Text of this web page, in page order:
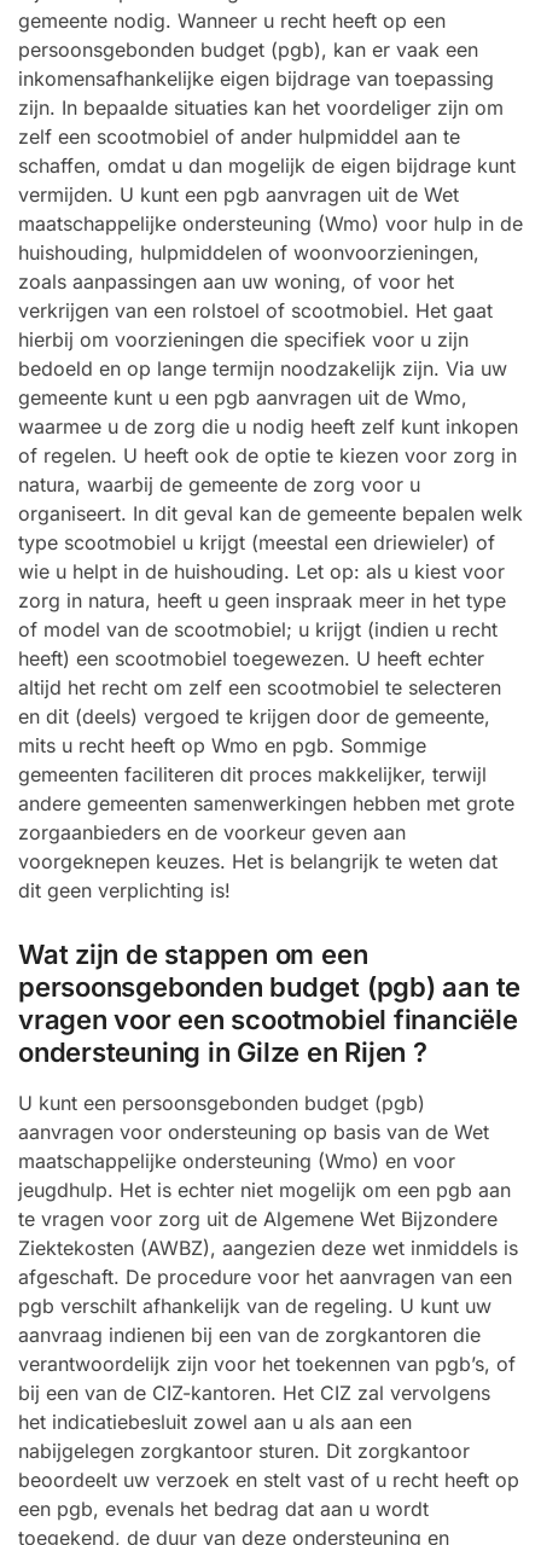
gemeente nodig. Wanneer u recht heeft op een
persoonsgebonden budget (pgb), kan er vaak een
inkomensafhankelijke eigen bijdrage van toepassing
zijn. In bepaalde situaties kan het voordeliger zijn om
zelf een scootmobiel of ander hulpmiddel aan te
schaffen, omdat u dan mogelijk de eigen bijdrage kunt
vermijden. U kunt een pgb aanvragen uit de Wet
maatschappelijke ondersteuning (Wmo) voor hulp in de
huishouding, hulpmiddelen of woonvoorzieningen,
zoals aanpassingen aan uw woning, of voor het
verkrijgen van een rolstoel of scootmobiel. Het gaat
hierbij om voorzieningen die specifiek voor u zijn
bedoeld en op lange termijn noodzakelijk zijn. Via uw
gemeente kunt u een pgb aanvragen uit de Wmo,
waarmee u de zorg die u nodig heeft zelf kunt inkopen
of regelen. U heeft ook de optie te kiezen voor zorg in
natura, waarbij de gemeente de zorg voor u
organiseert. In dit geval kan de gemeente bepalen welk
type scootmobiel u krijgt (meestal een driewieler) of
wie u helpt in de huishouding. Let op: als u kiest voor
zorg in natura, heeft u geen inspraak meer in het type
of model van de scootmobiel; u krijgt (indien u recht
heeft) een scootmobiel toegewezen. U heeft echter
altijd het recht om zelf een scootmobiel te selecteren
en dit (deels) vergoed te krijgen door de gemeente,
mits u recht heeft op Wmo en pgb. Sommige
gemeenten faciliteren dit proces makkelijker, terwijl
andere gemeenten samenwerkingen hebben met grote
zorgaanbieders en de voorkeur geven aan
voorgeknepen keuzes. Het is belangrijk te weten dat
dit geen verplichting is!
Wat zijn de stappen om een
persoonsgebonden budget (pgb) aan te
vragen voor een scootmobiel financiële
ondersteuning in Gilze en Rijen ?
U kunt een persoonsgebonden budget (pgb)
aanvragen voor ondersteuning op basis van de Wet
maatschappelijke ondersteuning (Wmo) en voor
jeugdhulp. Het is echter niet mogelijk om een pgb aan
te vragen voor zorg uit de Algemene Wet Bijzondere
Ziektekosten (AWBZ), aangezien deze wet inmiddels is
afgeschaft. De procedure voor het aanvragen van een
pgb verschilt afhankelijk van de regeling. U kunt uw
aanvraag indienen bij een van de zorgkantoren die
verantwoordelijk zijn voor het toekennen van pgb’s, of
bij een van de CIZ-kantoren. Het CIZ zal vervolgens
het indicatiebesluit zowel aan u als aan een
nabijgelegen zorgkantoor sturen. Dit zorgkantoor
beoordeelt uw verzoek en stelt vast of u recht heeft op
een pgb, evenals het bedrag dat aan u wordt
toegekend, de duur van deze ondersteuning en